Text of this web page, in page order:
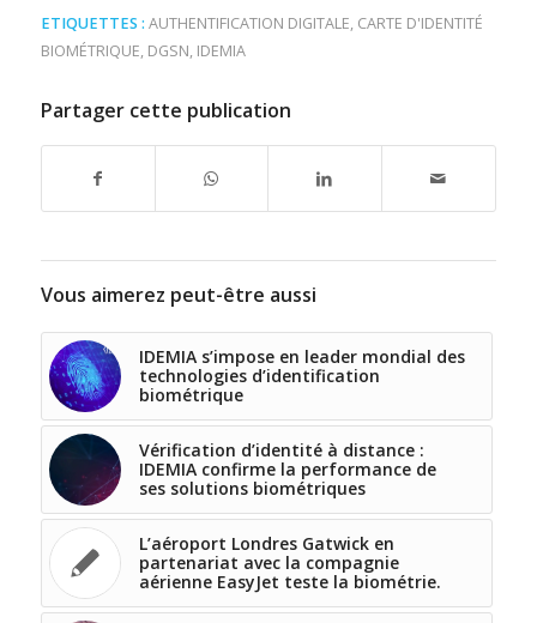
ETIQUETTES : AUTHENTIFICATION DIGITALE, CARTE D'IDENTITÉ
BIOMÉTRIQUE, DGSN, IDEMIA
Partager cette publication
Vous aimerez peut-être aussi
IDEMIA s’impose en leader mondial des
technologies d’identification
biométrique
Vérification d’identité à distance :
IDEMIA confirme la performance de
ses solutions biométriques
L’aéroport Londres Gatwick en
partenariat avec la compagnie
aérienne EasyJet teste la biométrie.